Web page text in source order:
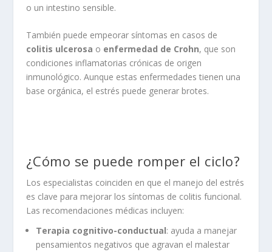
o un intestino sensible.
También puede empeorar síntomas en casos de
colitis ulcerosa o enfermedad de Crohn, que son
condiciones inflamatorias crónicas de origen
inmunológico. Aunque estas enfermedades tienen una
base orgánica, el estrés puede generar brotes.
¿Cómo se puede romper el ciclo?
Los especialistas coinciden en que el manejo del estrés
es clave para mejorar los síntomas de colitis funcional.
Las recomendaciones médicas incluyen:
Terapia cognitivo-conductual: ayuda a manejar
pensamientos negativos que agravan el malestar